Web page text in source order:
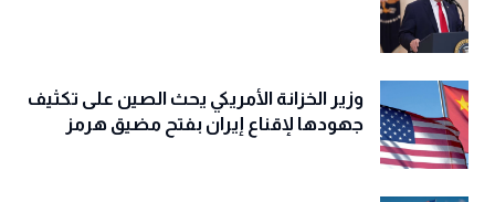
وزير الخزانة الأمريكي يحث الصين على تكثيف
جهودها لإقناع إيران بفتح مضيق هرمز